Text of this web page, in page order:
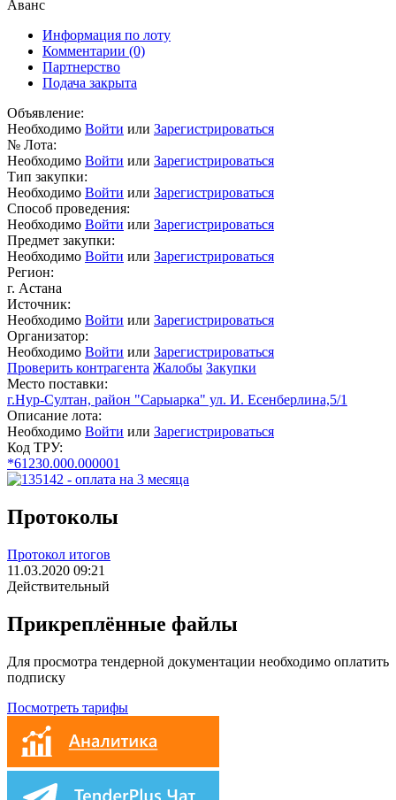
Аванс
Информация по лоту
Комментарии (0)
Партнерство
Подача закрыта
Объявление:
Необходимо Войти или Зарегистрироваться
№ Лота:
Необходимо Войти или Зарегистрироваться
Тип закупки:
Необходимо Войти или Зарегистрироваться
Способ проведения:
Необходимо Войти или Зарегистрироваться
Предмет закупки:
Необходимо Войти или Зарегистрироваться
Регион:
г. Астана
Источник:
Необходимо Войти или Зарегистрироваться
Организатор:
Необходимо Войти или Зарегистрироваться
Проверить контрагента Жалобы Закупки
Место поставки:
г.Нур-Султан, район "Сарыарка" ул. И. Есенберлина,5/1
Описание лота:
Необходимо Войти или Зарегистрироваться
Код ТРУ:
*61230.000.000001
Протоколы
Протокол итогов
11.03.2020 09:21
Действительный
Прикреплённые файлы
Для просмотра тендерной документации необходимо оплатить
подписку
Посмотреть тарифы